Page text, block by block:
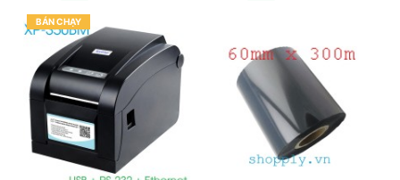
BÁN CHẠY